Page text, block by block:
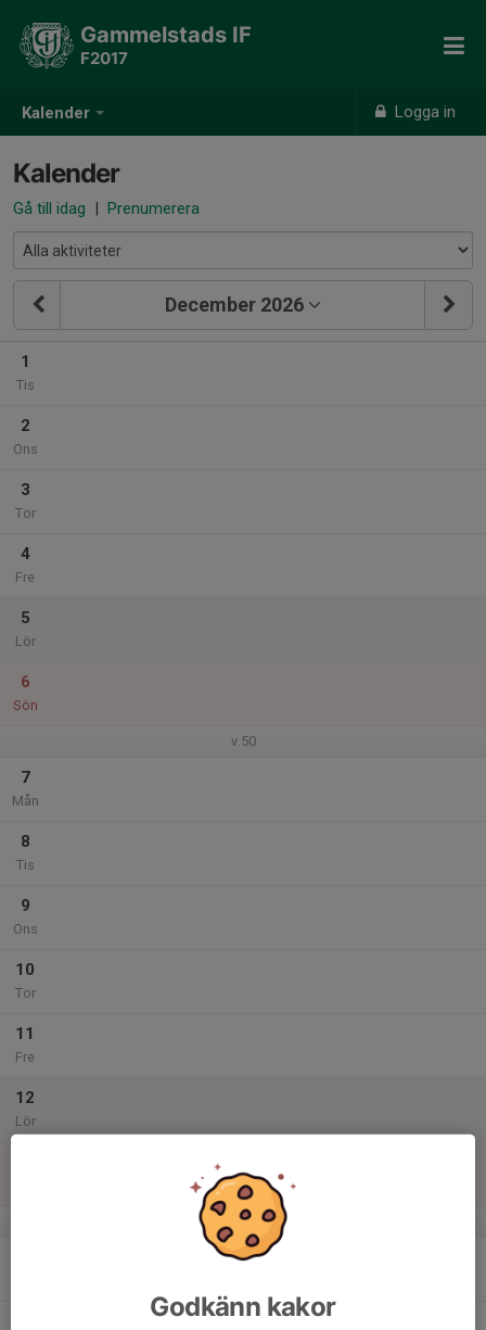
Kalender Logga in
Gammelstads IF
F2017
Kalender
Gå till idag | Prenumerera
December 2026
1
Tis
2
Ons
3
Tor
4
Fre
5
Lör
6
Sön
v.50
7
Mån
8
Tis
9
Ons
10
Tor
11
Fre
12
Lör
v.51
Godkänn kakor